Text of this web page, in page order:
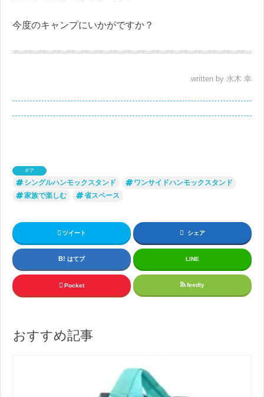
今度のキャンプにいかがですか？
written by 水木 幸
ギア
シングルハンモックスタンド
ワンサイドハンモックスタンド
家族で楽しむ
省スペース
ツイート シェア
はてブ LINE
Pocket feedly
おすすめ記事